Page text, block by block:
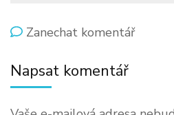
Zanechat komentářon
Napsat komentář